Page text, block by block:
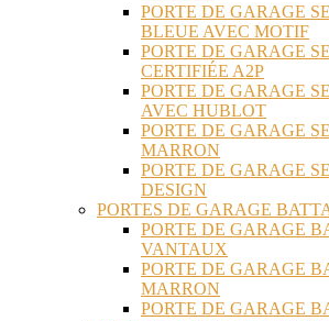
PORTE DE GARAGE
BLEUE AVEC MOTIF
PORTE DE GARAGE
CERTIFIÉE A2P
PORTE DE GARAGE
AVEC HUBLOT
PORTE DE GARAGE
MARRON
PORTE DE GARAGE
DESIGN
PORTES DE GARAGE
PORTE DE GARAGE
VANTAUX
PORTE DE GARAGE
MARRON
PORTE DE GARAGE